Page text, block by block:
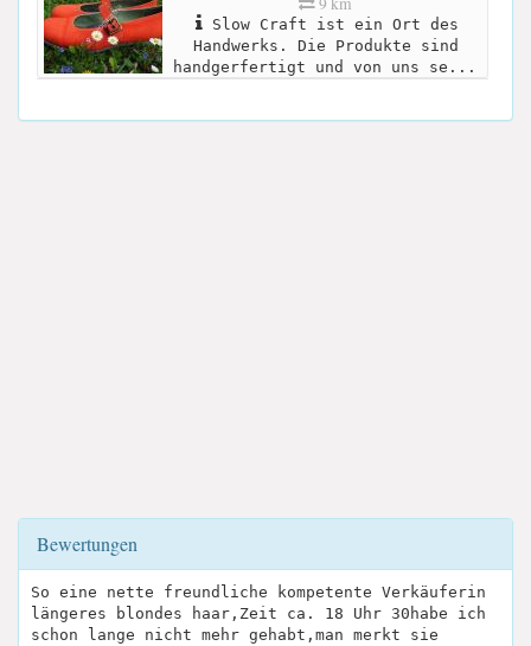
Slow Craft ist ein Ort des
Handwerks. Die Produkte sind
handgerfertigt und von uns se...
Bewertungen
So eine nette freundliche kompetente Verkäuferin
längeres blondes haar,Zeit ca. 18 Uhr 30habe ich
schon lange nicht mehr gehabt,man merkt sie